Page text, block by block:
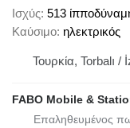
Ισχύς 513
Καύσιμο ηλεκτρικός
Τουρκία, Torbalı /